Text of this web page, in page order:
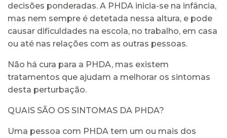
decisões ponderadas. A PHDA inicia-se na infância,
mas nem sempre é detetada nessa altura, e pode
causar dificuldades na escola, no trabalho, em casa
ou até nas relações com as outras pessoas.
Não há cura para a PHDA, mas existem
tratamentos que ajudam a melhorar os sintomas
desta perturbação.
QUAIS SÃO OS SINTOMAS DA PHDA?
Uma pessoa com PHDA tem um ou mais dos